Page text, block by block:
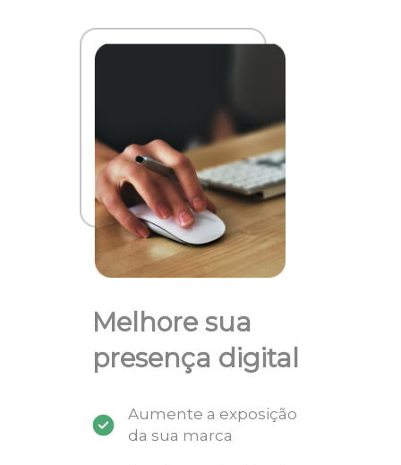
Melhore sua
presença digital
Aumente a exposição
da sua marca